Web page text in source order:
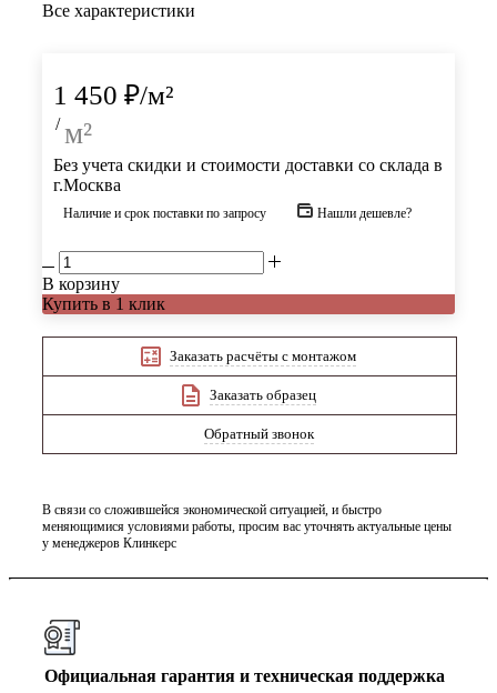
Все характеристики
1 450 ₽/м²
/ м²
Без учета скидки и стоимости доставки со склада в
г.Москва
Наличие и срок поставки по запросу Нашли дешевле?
В корзину
Купить в 1 клик
Заказать расчёты с монтажом
Заказать образец
Обратный звонок
В связи со сложившейся экономической ситуацией, и быстро
меняющимися условиями работы, просим вас уточнять актуальные цены
у менеджеров Клинкерс
Официальная гарантия и техническая поддержка